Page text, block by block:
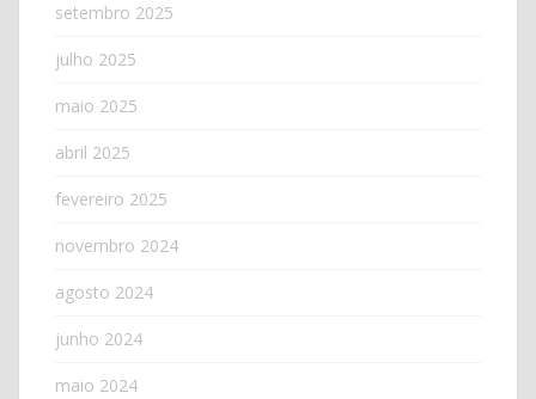
setembro 2025
julho 2025
maio 2025
abril 2025
fevereiro 2025
novembro 2024
agosto 2024
junho 2024
maio 2024